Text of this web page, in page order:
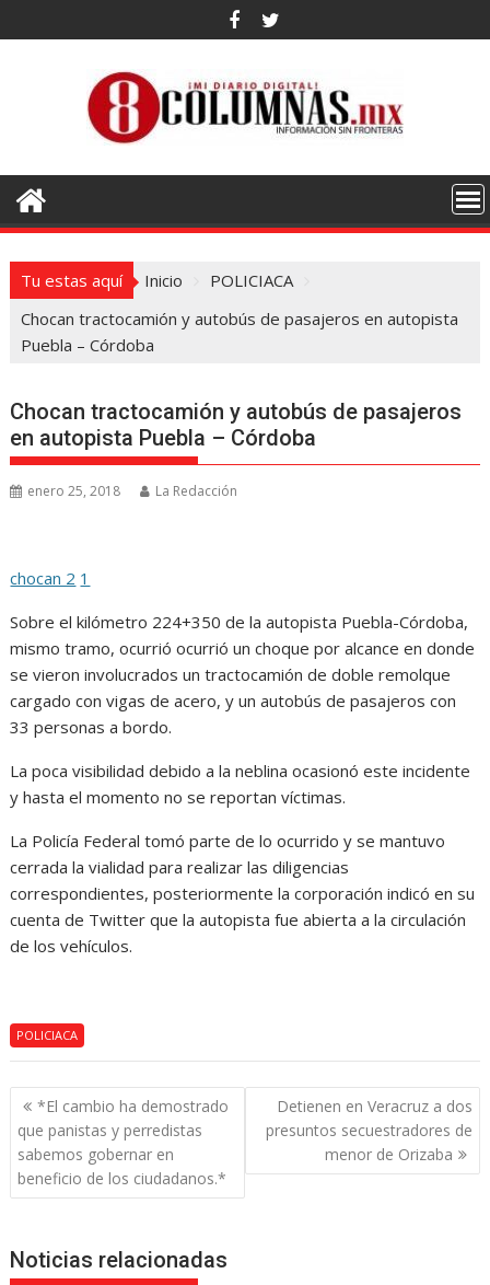
al
Tu estas aquí Inicio
POLICIACA
Chocan tractocamión y autobús de pasajeros en autopista
Puebla – Córdoba
Chocan tractocamión y autobús de pasajeros
en autopista Puebla – Córdoba
enero 25, 2018 La Redacción
chocan 2 1
Sobre el kilómetro 224+350 de la autopista Puebla-Córdoba,
mismo tramo, ocurrió ocurrió un choque por alcance en donde
se vieron involucrados un tractocamión de doble remolque
cargado con vigas de acero, y un autobús de pasajeros con
33 personas a bordo.
La poca visibilidad debido a la neblina ocasionó este incidente
y hasta el momento no se reportan víctimas.
La Policía Federal tomó parte de lo ocurrido y se mantuvo
cerrada la vialidad para realizar las diligencias
correspondientes, posteriormente la corporación indicó en su
cuenta de Twitter que la autopista fue abierta a la circulación
de los vehículos.
POLICIACA
Navegación
de
entradas
*El cambio ha demostrado
que panistas y perredistas
sabemos gobernar en
beneficio de los ciudadanos.*
Detienen en Veracruz a dos
presuntos secuestradores de
menor de Orizaba
Noticias relacionadas